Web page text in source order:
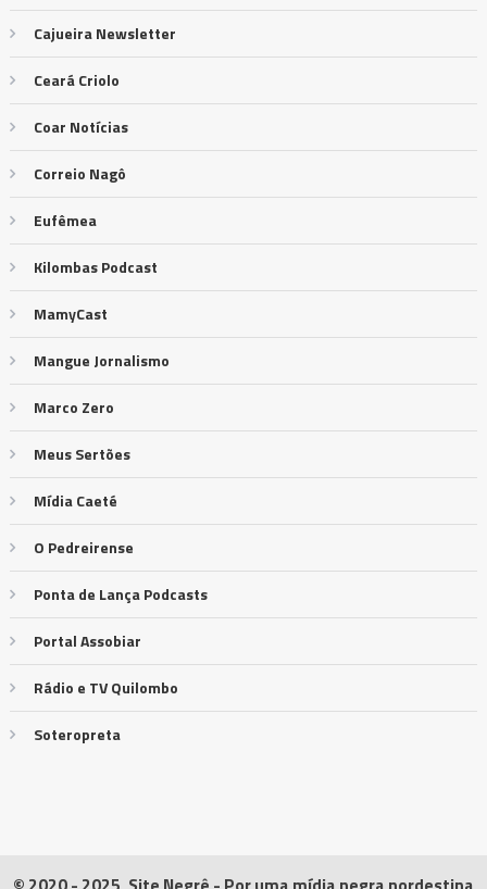
Cajueira Newsletter
Ceará Criolo
Coar Notícias
Correio Nagô
Eufêmea
Kilombas Podcast
MamyCast
Mangue Jornalismo
Marco Zero
Meus Sertões
Mídia Caeté
O Pedreirense
Ponta de Lança Podcasts
Portal Assobiar
Rádio e TV Quilombo
Soteropreta